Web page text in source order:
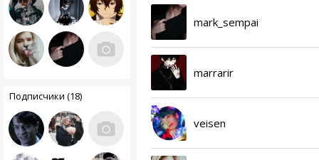
Подписчики (18)
mark_sempai
marrarir
veisen